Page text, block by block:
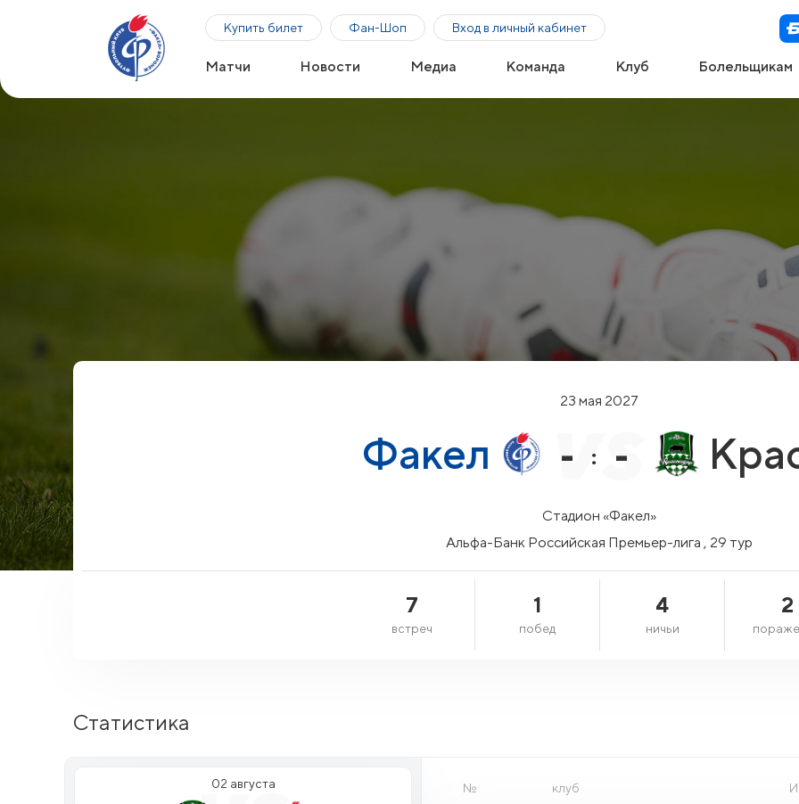
Купить билет Фан-Шоп Вход в личный кабинет
Матчи Новости Медиа Команда Клуб Болельщикам
23 мая 2027
Факел - : -
Стадион «Факел»
Альфа-Банк Российская Премьер-лига , 29 тур
7
встреч
1
побед
4
ничьи
2
Статистика
02 августа № клуб И